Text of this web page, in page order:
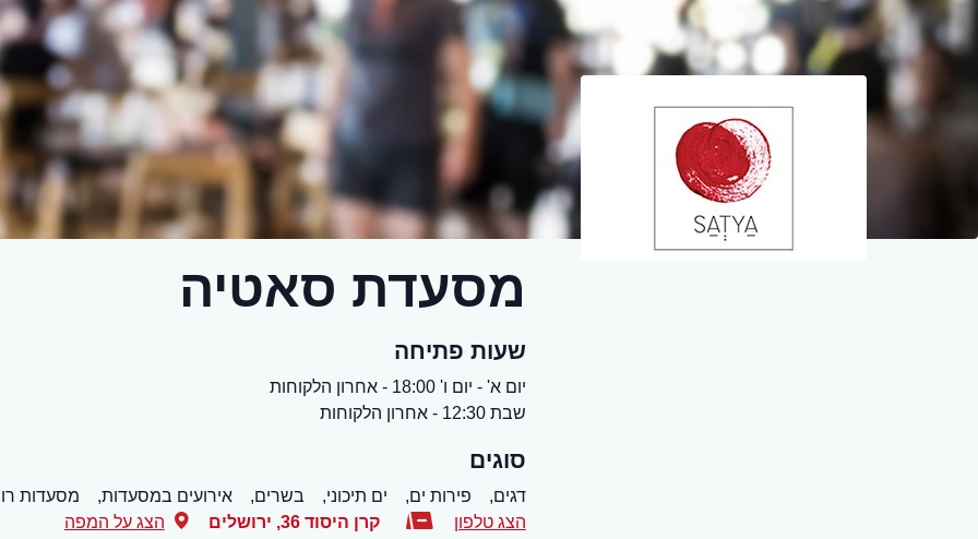
מסעדת סאטיה
שעות פתיחה
יום א' - יום ו' 18:00 - אחרון הלקוחות
שבת 12:30 - אחרון הלקוחות
סוגים
דגים, פירות ים, ים תיכוני, בשרים, אירועים במסעדות,
מסעדות
הצג טלפון
קרן היסוד 36 , ירושלים הצג על המפה